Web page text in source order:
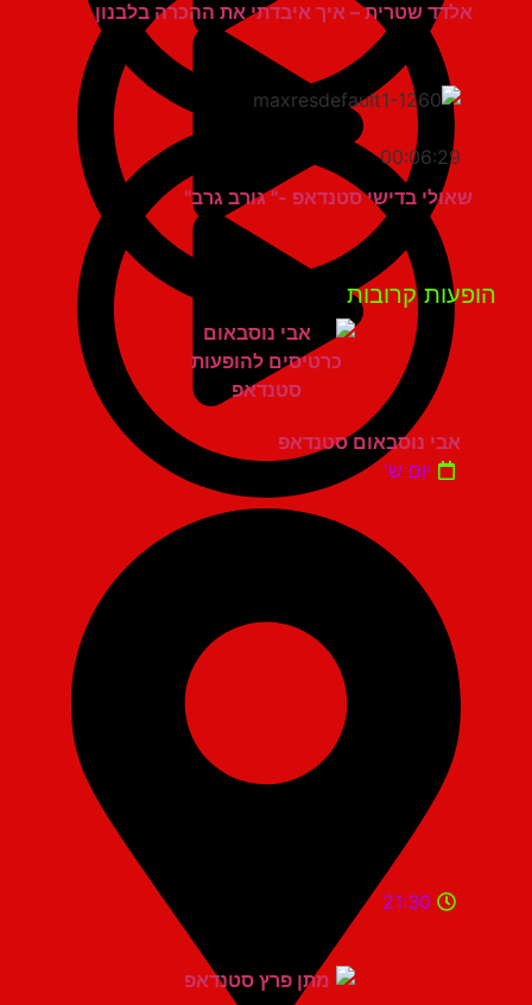
אלדד שטרית – איך איבדתי את ההכרה בלבנון
00:06:29
שאולי בדישי סטנדאפ -" גורב גרב"
קרובות
אבי נוסבאום סטנדאפ
יום ש'
21:30